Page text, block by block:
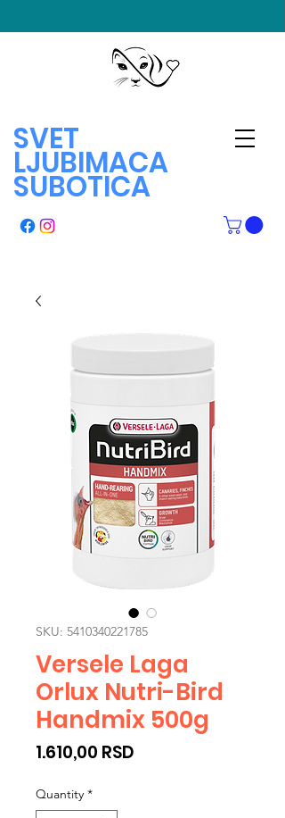
SVET
LJUBIMACA
SUBOTICA
SKU: 5410340221785
Versele Laga
Orlux Nutri-Bird
Handmix 500g
1.610,00 RSD
Quantity *